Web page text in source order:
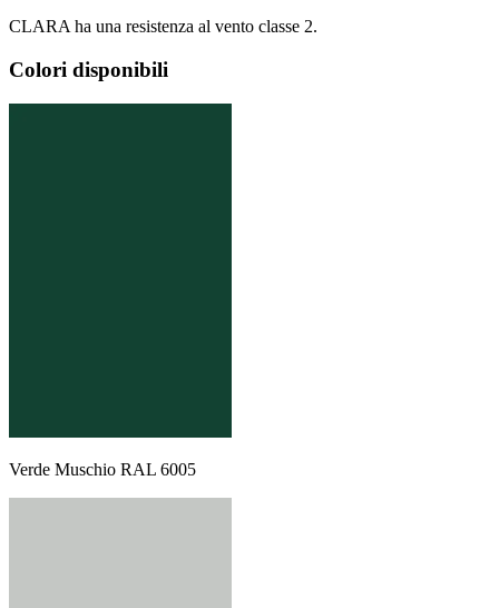
CLARA ha una resistenza al vento classe 2.
Colori disponibili
Verde Muschio RAL 6005